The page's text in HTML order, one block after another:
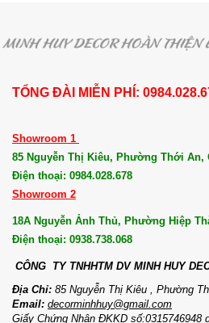
TỔNG ĐÀI MIỄN PHÍ:
Showroom 1
85 Nguyễn Thị Kiêu, Phường Thới An,
Điện thoại: 0984.028.678
Showroom 2
18A Nguyễn Ảnh Thủ, Phường Hiệp
Điện thoại: 0938.738.068
CÔNG TY TNHHTM DV MINH HUY
Địa Chỉ: 85 Nguyễn Thị Kiêu , Phường
Email: decorminhhuy@gmail.com
Giấy Chứng Nhận ĐKKD